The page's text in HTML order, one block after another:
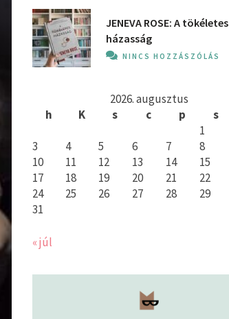
JENEVA ROSE: A ​tökéletes
házasság
NINCS HOZZÁSZÓLÁS
2026. augusztus
h
K s c p s
1
3
4 5 6 7 8
10
11 12 13 14 15
17
18 19 20 21 22
24
25 26 27 28 29
31
« júl